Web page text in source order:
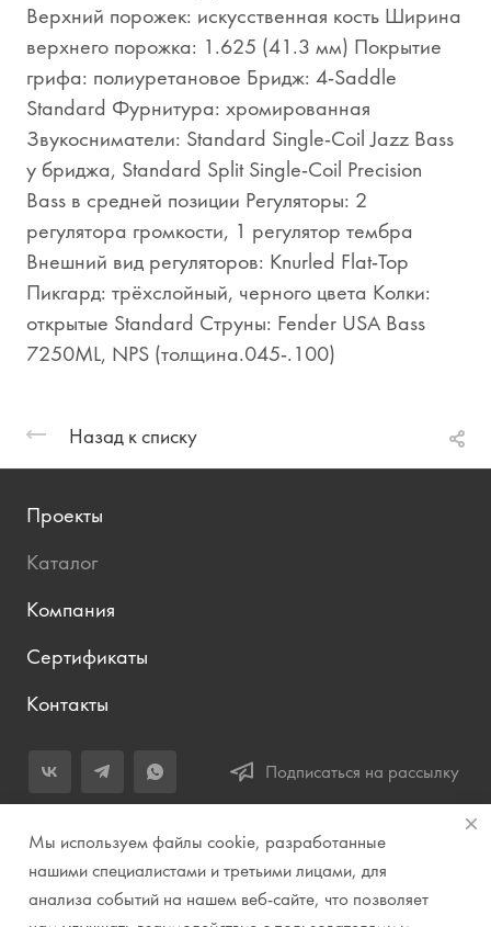
Верхний порожек: искусственная кость Ширина
верхнего порожка: 1.625 (41.3 мм) Покрытие
грифа: полиуретановое Бридж: 4-Saddle
Standard Фурнитура: хромированная
Звукосниматели: Standard Single-Coil Jazz Bass
у бриджа, Standard Split Single-Coil Precision
Bass в средней позиции Регуляторы: 2
регулятора громкости, 1 регулятор тембра
Внешний вид регуляторов: Knurled Flat-Top
Пикгард: трёхслойный, черного цвета Колки:
открытые Standard Струны: Fender USA Bass
7250ML, NPS (толщина.045-.100)
Назад к списку
Проекты
Каталог
Компания
Сертификаты
Контакты
Подписаться на рассылку
+7 (343) 283-04-11
Заказать звонок
info@prirodazvuka.ru
Мы используем файлы cookie, разработанные
нашими специалистами и третьими лицами, для
анализа событий на нашем веб-сайте, что позволяет